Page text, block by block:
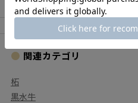
関連カテゴリ
柘
黒水牛